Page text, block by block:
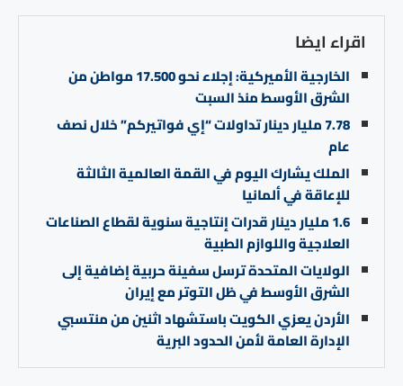
اقراء ايضا
الخارجية الأميركية: إجلاء نحو 17.500 مواطن من
الشرق الأوسط منذ السبت
7.78 مليار دينار تداولات “إي فواتيركم” خلال نصف
عام
الملك يشارك اليوم في القمة العالمية الثالثة
للإعاقة في ألمانيا
1.6 مليار دينار قدرات إنتاجية سنوية لقطاع الصناعات
العلاجية واللوازم الطبية
الولايات المتحدة ترسل سفينة حربية إضافية إلى
الشرق الأوسط في ظل التوتر مع إيران
الأردن يعزي الكويت باستشهاد اثنين من منتسبي
الإدارة العامة لأمن الحدود البرية